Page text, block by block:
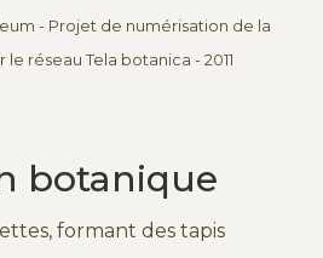
- Projet de numérisation de la
réseau Tela botanica - 2011
botanique
formant des tapis